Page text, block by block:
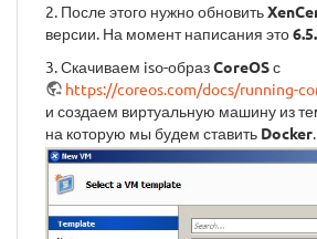
2. После этого нужно обновить
версии. На момент написания это
3. Скачиваем iso-образCoreOSс
https://coreos.com/docs/running-
и создаем виртуальную машину из
на которую мы будем ставить Docker.